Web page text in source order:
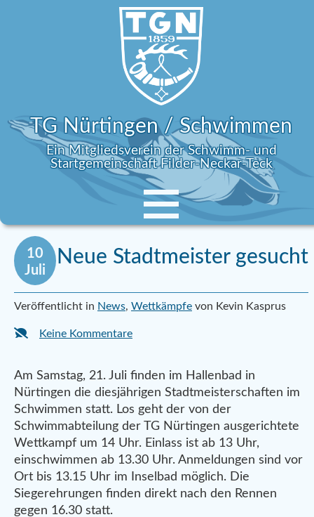
TG Nürtingen / Schwimmen
Ein Mitgliedsverein der Schwimm- und
Startgemeinschaft Filder-Neckar-Teck
10
Juli
Neue Stadtmeister gesucht
Veröffentlicht in News, Wettkämpfe von Kevin Kasprus
Keine Kommentare
Am Samstag, 21. Juli finden im Hallenbad in
Nürtingen die diesjährigen Stadtmeisterschaften im
Schwimmen statt. Los geht der von der
Schwimmabteilung der TG Nürtingen ausgerichtete
Wettkampf um 14 Uhr. Einlass ist ab 13 Uhr,
einschwimmen ab 13.30 Uhr. Anmeldungen sind vor
Ort bis 13.15 Uhr im Inselbad möglich. Die
Siegerehrungen finden direkt nach den Rennen
gegen 16.30 statt.